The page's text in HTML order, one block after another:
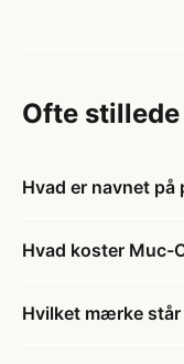
Ofte
Hvad er navnet på
Hvad koster Muc-
Hvilket mærke står